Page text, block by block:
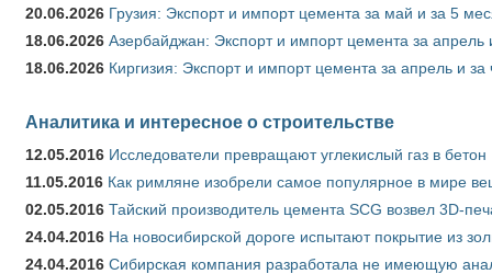
20.06.2026 Грузия: Экспорт и импорт цемента за май и за 5
18.06.2026 Азербайджан: Экспорт и импорт цемента за
18.06.2026 Киргизия: Экспорт и импорт цемента за апрель и
Аналитика и интересное о строительстве
12.05.2016 Исследователи превращают углекислый газ в бетон
11.05.2016 Как римляне изобрели самое популярное в мире
02.05.2016 Тайский производитель цемента SCG возвел 3D-
24.04.2016 На новосибирской дороге испытают покрытие из
24.04.2016 Сибирская компания разработала не имеющую